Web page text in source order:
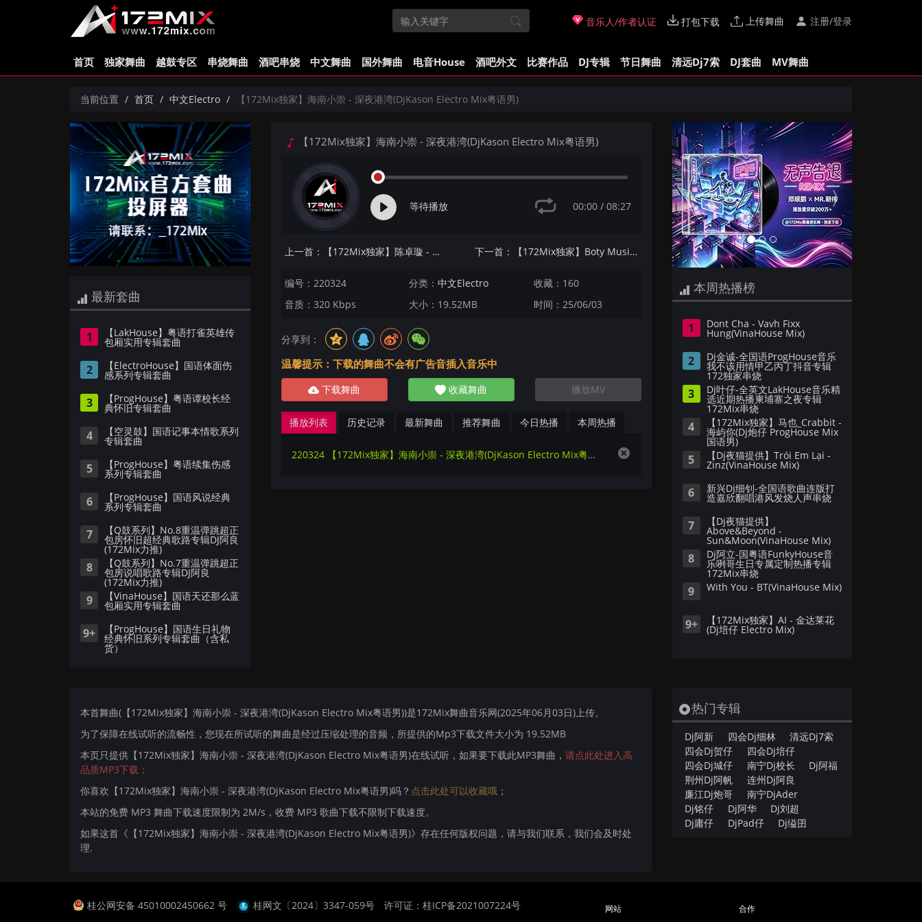
音乐人/作者认证 打包下载 上传舞曲 注册/登录
首页 独家舞曲 越鼓专区 串烧舞曲 酒吧串烧 中文舞曲 国外舞曲 电音House 酒吧外文 比赛作品 DJ专辑 节日舞曲 清远Dj7索 DJ套曲 MV舞曲
当前位置 首页 中文Electro 【172Mix独家】海南小崇 - 深夜港湾(DjKason Electro Mix粤语男)
最新套曲
1 【LakHouse】粤语打雀英雄传
包厢实用专辑套曲
2 【ElectroHouse】国语体面伤
感系列专辑套曲
3 【ProgHouse】粤语谭校长经
典怀旧专辑套曲
4 【空灵鼓】国语记事本情歌系列
专辑套曲
5 【ProgHouse】粤语续集伤感
系列专辑套曲
6 【ProgHouse】国语风说经典
系列专辑套曲
7 【Q鼓系列】No.8重温弹跳超正
包房怀旧超经典歌路专辑DJ阿良
(172Mix力推)
8 【Q鼓系列】No.7重温弹跳超正
包房说唱歌路专辑DJ阿良
(172Mix力推)
9 【VinaHouse】国语天还那么蓝
包厢实用专辑套曲
9+ 【ProgHouse】国语生日礼物
经典怀旧系列专辑套曲（含私
货）
【172Mix独家】海南小崇 - 深夜港湾(DjKason Electro Mix粤语男)
等待播放 00:00 / 08:27
上一首：【172Mix独家】陈卓璇 - 爱笑的眼睛(Dj阿JIe FunkyHouse Mix国语女)咚鼓 下一首：【172Mix独家】Boty Music(YIyi&Pasll Bounce Mix)vip
编号：220324 分类：中文Electro
收藏：160
音质：320 Kbps
大小：19.52MB 时间：25/06/03
分享到：
温馨提示：下载的舞曲不会有广告音插入音乐中
下载舞曲 收藏舞曲 播放MV
播放列表 历史记录 最新舞曲 推荐舞曲 今日热播 本周热播
220324 【172Mix独家】海南小崇 - 深夜港湾(DjKason Electro Mix粤语男)
Previous Next
本周热播榜
1 Dont Cha - Vavh Fixx
Hung(VinaHouse Mix)
2 Dj金诚-全国语ProgHouse音乐
我不该用情甲乙丙丁抖音专辑
172独家串烧
3 Dj叶仔-全英文LakHouse音乐精
选近期热播柬埔寨之夜专辑
172Mix串烧
4 【172Mix独家】马也_Crabbit -
海屿你(Dj炮仔 ProgHouse Mix
国语男)
5 【Dj夜猫提供】Trói Em Lại -
Zinz(VinaHouse Mix)
6 新兴Dj细钊-全国语歌曲连版打
造嘉欣翻唱港风发烧人声串烧
7 【Dj夜猫提供】
Above&Beyond -
Sun&Moon(VinaHouse Mix)
8 Dj阿立-国粤语FunkyHouse音
乐咧哥生日专属定制热播专辑
172Mix串烧
9 With You - BT(VinaHouse Mix)
9+ 【172Mix独家】AI - 金达莱花
(Dj培仔 Electro Mix)
本首舞曲(【172Mix独家】海南小崇 - 深夜港湾(DjKason Electro Mix粤语男))是172Mix舞曲音乐网(2025年06月03日)上传。
为了保障在线试听的流畅性，您现在所试听的舞曲是经过压缩处理的音频，所提供的Mp3下载文件大小为 19.52MB
本页只提供【172Mix独家】海南小崇 - 深夜港湾(DjKason Electro Mix粤语男)在线试听，如果要下载此MP3舞曲， 请点此处进入高
品质MP3下载；
你喜欢【172Mix独家】海南小崇 - 深夜港湾(DjKason Electro Mix粤语男)吗？ 点击此处可以收藏哦 ；
本站的免费 MP3 舞曲下载速度限制为 2M/s，收费 MP3 歌曲下载不限制下载速度。
如果这首《【172Mix独家】海南小崇 - 深夜港湾(DjKason Electro Mix粤语男)》存在任何版权问题，请与我们联系，我们会及时处
理.
热门专辑
Dj阿新 四会Dj细林
清远Dj7索
四会Dj贺仔
四会Dj培仔
四会Dj城仔
南宁Dj校长
Dj阿福
荆州Dj阿帆
连州Dj阿良
廉江Dj炮哥
南宁DjAder
Dj铭仔
Dj阿华
Dj刘超
Dj庸仔
DjPad仔 Dj缢囝
桂公网安备 45010002450662 号 桂网文〔2024〕3347-059号
许可证：桂ICP备2021007224号
网站 合作